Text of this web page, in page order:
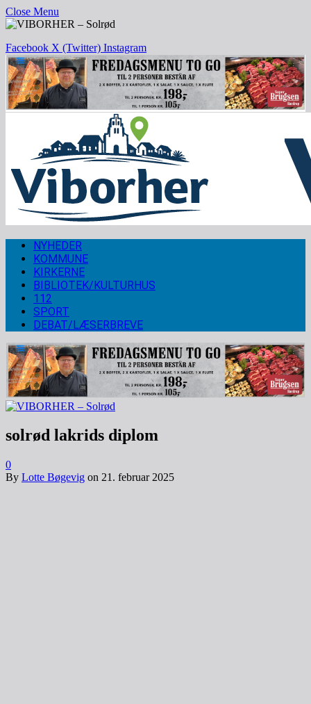
Close Menu
Facebook X (Twitter) Instagram
NYHEDER
KOMMUNE
KIRKERNE
BIBLIOTEK/KULTURHUS
112
SPORT
DEBAT/LÆSERBREVE
solrød lakrids diplom
0
By Lotte Bøgevig on 21. februar 2025